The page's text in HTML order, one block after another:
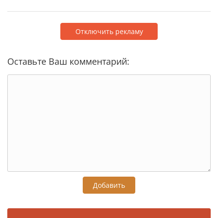
Отключить рекламу
Оставьте Ваш комментарий:
Добавить